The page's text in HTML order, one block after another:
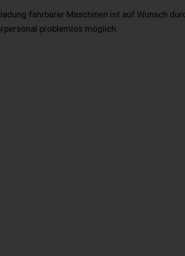
fahrbarer Maschinen ist auf Wunsch
problemlos möglich.